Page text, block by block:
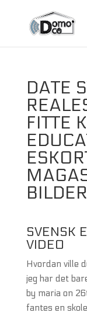
DATE
FITTE
BILDER
SVENSK
VIDEO
Hvordan ville
jeg har det
by maria on
fantes en